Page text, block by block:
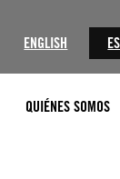
ENGLISH
QUIÉNES SOMOS